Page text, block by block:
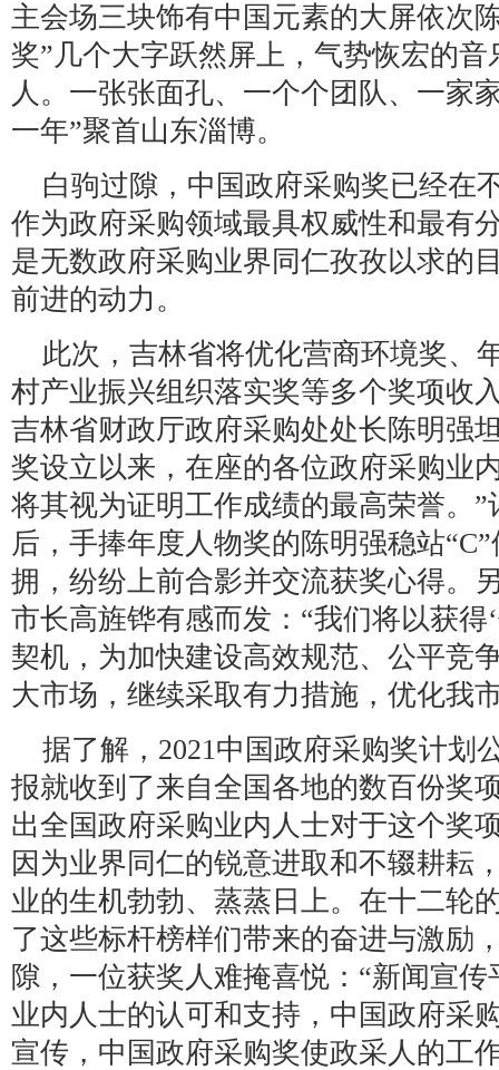
主会场三块饰有中国元素的大屏依次
奖”几个大字跃然屏上，气势恢宏的
人。一张张面孔、一个个团队、一家
一年”聚首山东淄博。
白驹过隙，中国政府采购奖已经在
作为政府采购领域最具权威性和最有
是无数政府采购业界同仁孜孜以求的
前进的动力。
此次，吉林省将优化营商环境奖、
村产业振兴组织落实奖等多个奖项收
吉林省财政厅政府采购处处长陈明强
奖设立以来，在座的各位政府采购业
将其视为证明工作成绩的最高荣誉。
后，手捧年度人物奖的陈明强稳站
拥，纷纷上前合影并交流获奖心得。
市长高旌铧有感而发：“我们将以获得
契机，为加快建设高效规范、公平竞
大市场，继续采取有力措施，优化我
据了解，2021中国政府采购奖计划
报就收到了来自全国各地的数百份奖
出全国政府采购业内人士对于这个奖
因为业界同仁的锐意进取和不辍耕耘
业的生机勃勃、蒸蒸日上。在十二轮
了这些标杆榜样们带来的奋进与激
隙，一位获奖人难掩喜悦：“新闻宣
业内人士的认可和支持，中国政府采
宣传，中国政府采购奖使政采人的工